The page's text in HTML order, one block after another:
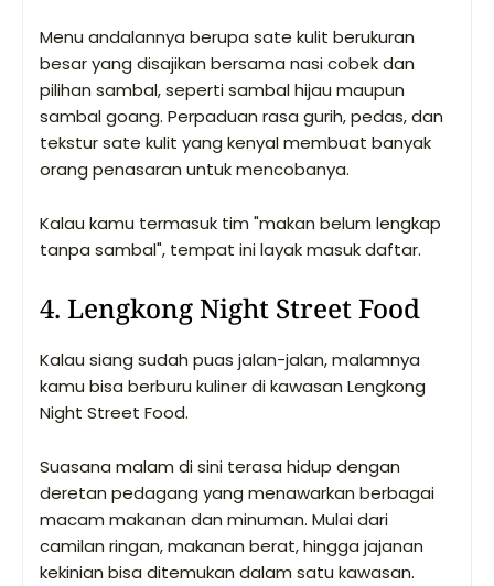
Menu andalannya berupa sate kulit berukuran
besar yang disajikan bersama nasi cobek dan
pilihan sambal, seperti sambal hijau maupun
sambal goang. Perpaduan rasa gurih, pedas, dan
tekstur sate kulit yang kenyal membuat banyak
orang penasaran untuk mencobanya.
Kalau kamu termasuk tim "makan belum lengkap
tanpa sambal", tempat ini layak masuk daftar.
4. Lengkong Night Street Food
Kalau siang sudah puas jalan-jalan, malamnya
kamu bisa berburu kuliner di kawasan Lengkong
Night Street Food.
Suasana malam di sini terasa hidup dengan
deretan pedagang yang menawarkan berbagai
macam makanan dan minuman. Mulai dari
camilan ringan, makanan berat, hingga jajanan
kekinian bisa ditemukan dalam satu kawasan.